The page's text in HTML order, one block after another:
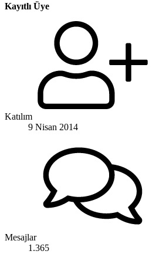
Kayıtlı Üye
Katılım
9 Nisan 2014
Mesajlar
1.365